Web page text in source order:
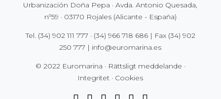
Urbanización Doña Pepa · Avda. Antonio Quesada,
nº59 · 03170 Rojales (Alicante - España)
Tel. (34) 902 111 777 · (34) 966 718 686| Fax (34) 902
250 777 | info@euromarina.es
© 2022 Euromarina · Rättsligt meddelande ·
Integritet · Cookies